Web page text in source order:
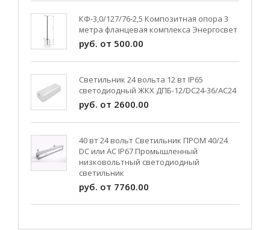
КФ-3,0/127/76-2,5 Композитная опора 3
метра фланцевая комплекса Энергосвет
руб. от 500.00
Светильник 24 вольта 12 вт IP65
светодиодный ЖКХ ДПБ-12/DC24-36/АС24
руб. от 2600.00
40 вт 24 вольт Светильник ПРОМ 40/24
DC или AC IP67 Промышленный
низковольтный светодиодный
светильник
руб. от 7760.00